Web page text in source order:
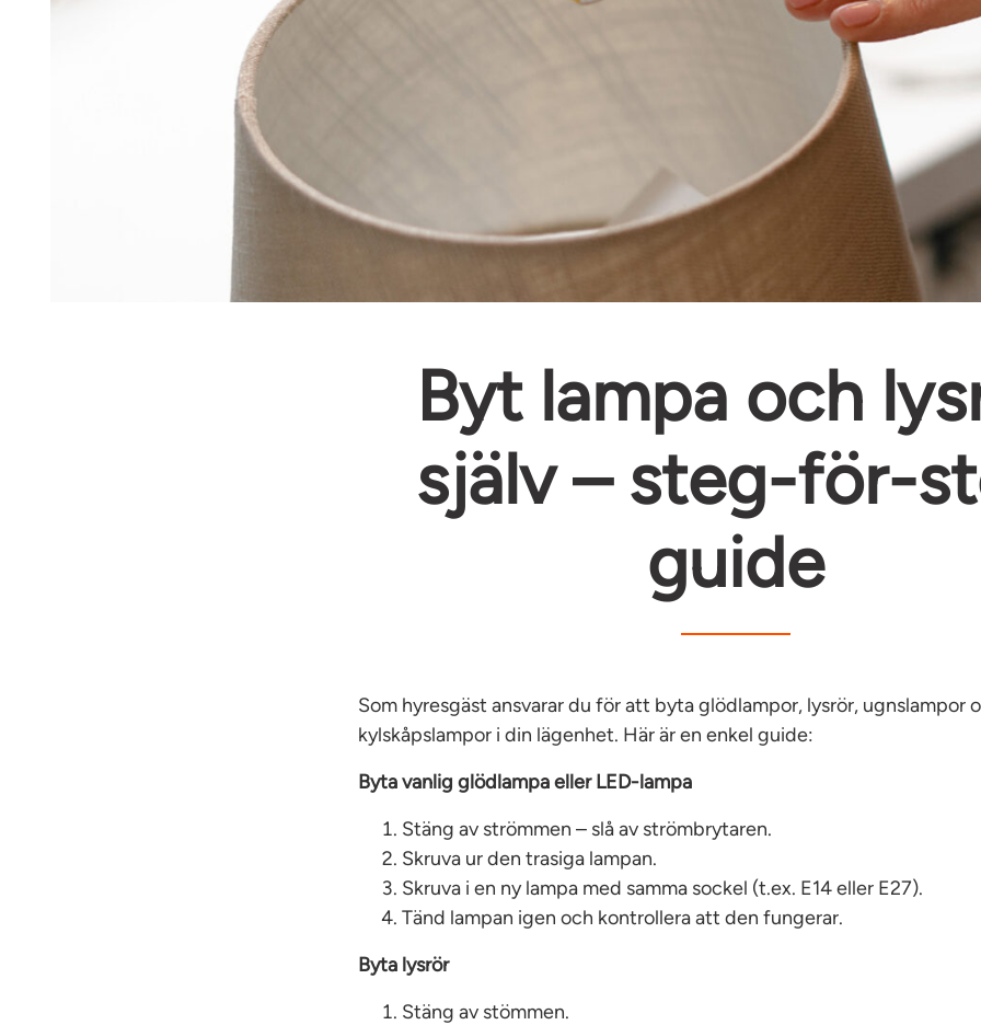
Byt lampa och
själv – steg-för-
guide
Som hyresgäst ansvarar du för att byta glödlampor, lysrör, ugnslampor
kylskåpslampor i din lägenhet. Här är en enkel guide:
Byta vanlig glödlampa eller LED-lampa
Stäng av strömmen – slå av strömbrytaren.
Skruva ur den trasiga lampan.
Skruva i en ny lampa med samma sockel (t.ex. E14 eller E27).
Tänd lampan igen och kontrollera att den fungerar.
Byta lysrör
Stäng av stömmen.